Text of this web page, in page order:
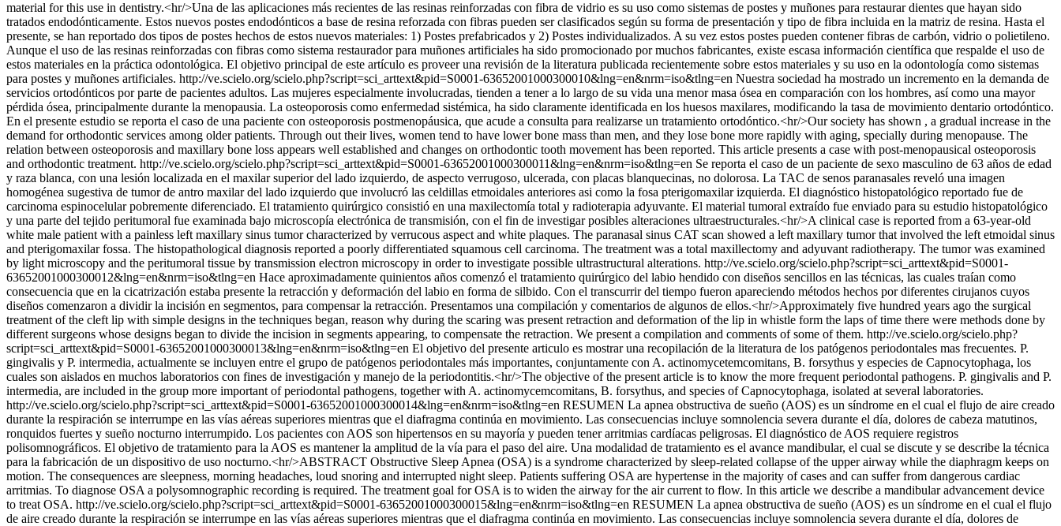
material for this use in dentistry.<hr/>Una de las aplicaciones más recientes de las resinas reinforzadas con fibra de vidrio es su uso como sistemas de postes y muñones para restaurar dientes que hayan sido
tratados endodónticamente. Estos nuevos postes endodónticos a base de resina reforzada con fibras pueden ser clasificados según su forma de presentación y tipo de fibra incluida en la matriz de resina. Hasta el
presente, se han reportado dos tipos de postes hechos de estos nuevos materiales: 1) Postes prefabricados y 2) Postes individualizados. A su vez estos postes pueden contener fibras de carbón, vidrio o polietileno.
Aunque el uso de las resinas reinforzadas con fibras como sistema restaurador para muñones artificiales ha sido promocionado por muchos fabricantes, existe escasa información científica que respalde el uso de
estos materiales en la práctica odontológica. El objetivo principal de este artículo es proveer una revisión de la literatura publicada recientemente sobre estos materiales y su uso en la odontología como sistemas
para postes y muñones artificiales. http://ve.scielo.org/scielo.php?script=sci_arttext&pid=S0001-63652001000300010&lng=en&nrm=iso&tlng=en Nuestra sociedad ha mostrado un incremento en la demanda de
servicios ortodónticos por parte de pacientes adultos. Las mujeres especialmente involucradas, tienden a tener a lo largo de su vida una menor masa ósea en comparación con los hombres, así como una mayor
pérdida ósea, principalmente durante la menopausia. La osteoporosis como enfermedad sistémica, ha sido claramente identificada en los huesos maxilares, modificando la tasa de movimiento dentario ortodóntico.
En el presente estudio se reporta el caso de una paciente con osteoporosis postmenopáusica, que acude a consulta para realizarse un tratamiento ortodóntico.<hr/>Our society has shown , a gradual increase in the
demand for orthodontic services among older patients. Through out their lives, women tend to have lower bone mass than men, and they lose bone more rapidly with aging, specially during menopause. The
relation between osteoporosis and maxillary bone loss appears well established and changes on orthodontic tooth movement has been reported. This article presents a case with post-menopausical osteoporosis
and orthodontic treatment. http://ve.scielo.org/scielo.php?script=sci_arttext&pid=S0001-63652001000300011&lng=en&nrm=iso&tlng=en Se reporta el caso de un paciente de sexo masculino de 63 años de edad
y raza blanca, con una lesión localizada en el maxilar superior del lado izquierdo, de aspecto verrugoso, ulcerada, con placas blanquecinas, no dolorosa. La TAC de senos paranasales reveló una imagen
homogénea sugestiva de tumor de antro maxilar del lado izquierdo que involucró las celdillas etmoidales anteriores asi como la fosa pterigomaxilar izquierda. El diagnóstico histopatológico reportado fue de
carcinoma espinocelular pobremente diferenciado. El tratamiento quirúrgico consistió en una maxilectomía total y radioterapia adyuvante. El material tumoral extraído fue enviado para su estudio histopatológico
y una parte del tejido peritumoral fue examinada bajo microscopía electrónica de transmisión, con el fin de investigar posibles alteraciones ultraestructurales.<hr/>A clinical case is reported from a 63-year-old
white male patient with a painless left maxillary sinus tumor characterized by verrucous aspect and white plaques. The paranasal sinus CAT scan showed a left maxillary tumor that involved the left etmoidal sinus
and pterigomaxilar fossa. The histopathological diagnosis reported a poorly differentiated squamous cell carcinoma. The treatment was a total maxillectomy and adyuvant radiotherapy. The tumor was examined
by light microscopy and the peritumoral tissue by transmission electron microscopy in order to investigate possible ultrastructural alterations. http://ve.scielo.org/scielo.php?script=sci_arttext&pid=S0001-
63652001000300012&lng=en&nrm=iso&tlng=en Hace aproximadamente quinientos años comenzó el tratamiento quirúrgico del labio hendido con diseños sencillos en las técnicas, las cuales traían como
consecuencia que en la cicatrización estaba presente la retracción y deformación del labio en forma de silbido. Con el transcurrir del tiempo fueron apareciendo métodos hechos por diferentes cirujanos cuyos
diseños comenzaron a dividir la incisión en segmentos, para compensar la retracción. Presentamos una compilación y comentarios de algunos de ellos.<hr/>Approximately five hundred years ago the surgical
treatment of the cleft lip with simple designs in the techniques began, reason why during the scaring was present retraction and deformation of the lip in whistle form the laps of time there were methods done by
different surgeons whose designs began to divide the incision in segments appearing, to compensate the retraction. We present a compilation and comments of some of them. http://ve.scielo.org/scielo.php?
script=sci_arttext&pid=S0001-63652001000300013&lng=en&nrm=iso&tlng=en El objetivo del presente articulo es mostrar una recopilación de la literatura de los patógenos periodontales mas frecuentes. P.
gingivalis y P. intermedia, actualmente se incluyen entre el grupo de patógenos periodontales más importantes, conjuntamente con A. actinomycetemcomitans, B. forsythus y especies de Capnocytophaga, los
cuales son aislados en muchos laboratorios con fines de investigación y manejo de la periodontitis.<hr/>The objective of the present article is to know the more frequent periodontal pathogens. P. gingivalis and P.
intermedia, are included in the group more important of periodontal pathogens, together with A. actinomycemcomitans, B. forsythus, and species of Capnocytophaga, isolated at several laboratories.
http://ve.scielo.org/scielo.php?script=sci_arttext&pid=S0001-63652001000300014&lng=en&nrm=iso&tlng=en RESUMEN La apnea obstructiva de sueño (AOS) es un síndrome en el cual el flujo de aire creado
durante la respiración se interrumpe en las vías aéreas superiores mientras que el diafragma continúa en movimiento. Las consecuencias incluye somnolencia severa durante el día, dolores de cabeza matutinos,
ronquidos fuertes y sueño nocturno interrumpido. Los pacientes con AOS son hipertensos en su mayoría y pueden tener arritmias cardíacas peligrosas. El diagnóstico de AOS requiere registros
polisomnográficos. El objetivo de tratamiento para la AOS es mantener la amplitud de la vía para el paso del aire. Una modalidad de tratamiento es el avance mandibular, el cual se discute y se describe la técnica
para la fabricación de un dispositivo de uso nocturno.<hr/>ABSTRACT Obstructive Sleep Apnea (OSA) is a syndrome characterized by sleep-related collapse of the upper airway while the diaphragm keeps on
motion. The consequences are sleepness, morning headaches, loud snoring and interrupted night sleep. Patients suffering OSA are hypertense in the majority of cases and can suffer from dangerous cardiac
arritmias. To diagnose OSA a polysomnographic recording is required. The treatment goal for OSA is to widen the airway for the air current to flow. In this article we describe a mandibular advancement device
to treat OSA. http://ve.scielo.org/scielo.php?script=sci_arttext&pid=S0001-63652001000300015&lng=en&nrm=iso&tlng=en RESUMEN La apnea obstructiva de sueño (AOS) es un síndrome en el cual el flujo
de aire creado durante la respiración se interrumpe en las vías aéreas superiores mientras que el diafragma continúa en movimiento. Las consecuencias incluye somnolencia severa durante el día, dolores de